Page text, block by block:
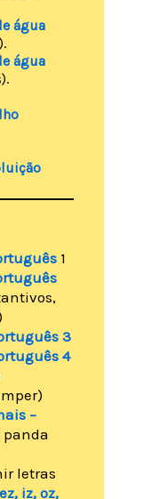
água
água
1
3
4
–
panda
letras
iz, oz,